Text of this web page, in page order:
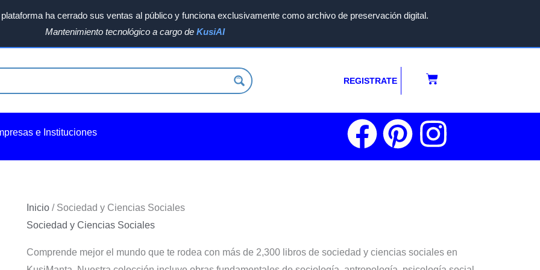
ha cerrado sus ventas al público y funciona exclusivamente como archivo de preservación digital.
Mantenimiento tecnológico a cargo de KusiAI
REGISTRATE Carrito
e Instituciones
F
a
b
P
i
e
I
n
a
Inicio / Sociedad y Ciencias Sociales
Sociedad y Ciencias Sociales
Comprende mejor el mundo que te rodea con más de 2,300 libros de sociedad y ciencias sociales en
los